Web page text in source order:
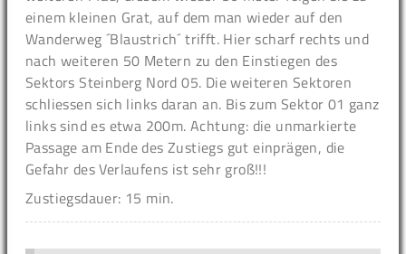
einem kleinen Grat, auf dem man wieder auf den
Wanderweg ´Blaustrich´ trifft. Hier scharf rechts und
nach weiteren 50 Metern zu den Einstiegen des
Sektors Steinberg Nord 05. Die weiteren Sektoren
schliessen sich links daran an. Bis zum Sektor 01 ganz
links sind es etwa 200m. Achtung: die unmarkierte
Passage am Ende des Zustiegs gut einprägen, die
Gefahr des Verlaufens ist sehr groß!!!
Zustiegsdauer: 15 min.